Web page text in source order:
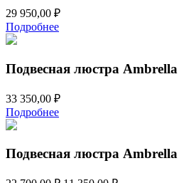
29 950,00 ₽
Подробнее
Подвесная люстра
33 350,00 ₽
Подробнее
Подвесная люстра
ПервоначальнаяТекущая